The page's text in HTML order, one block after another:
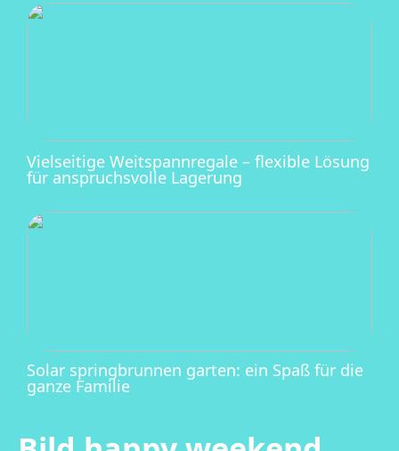
Vielseitige Weitspannregale – flexible Lösung
für anspruchsvolle Lagerung
Solar springbrunnen garten: ein Spaß für die
ganze Familie